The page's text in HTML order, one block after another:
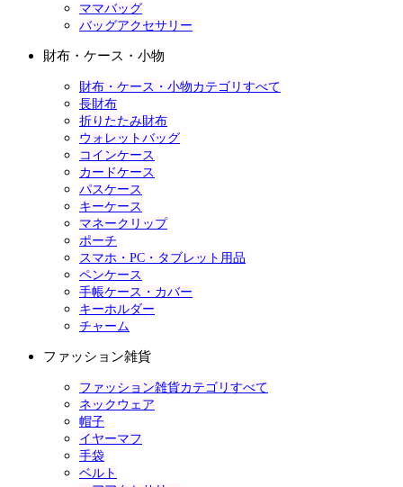
ママバッグ
バッグアクセサリー
財布・ケース・小物
財布・ケース・小物カテゴリすべて
長財布
折りたたみ財布
ウォレットバッグ
コインケース
カードケース
パスケース
キーケース
マネークリップ
ポーチ
スマホ・PC・タブレット用品
ペンケース
手帳ケース・カバー
キーホルダー
チャーム
ファッション雑貨
ファッション雑貨カテゴリすべて
ネックウェア
帽子
イヤーマフ
手袋
ベルト